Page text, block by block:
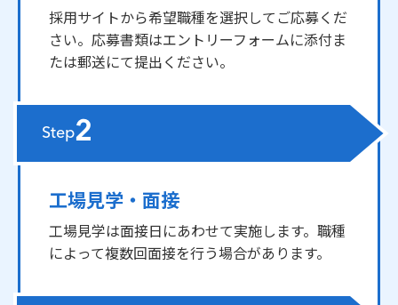
採用サイトから希望職種を選択してご応募くだ
さい。応募書類はエントリーフォームに添付ま
たは郵送にて提出ください。
Step2
工場見学・面接
工場見学は面接日にあわせて実施します。職種
によって複数回面接を行う場合があります。